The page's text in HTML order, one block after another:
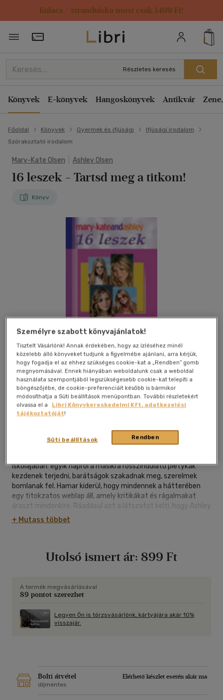
Kulacs / strandtáska most csak 1499 Ft!
Törzsvásárlói Kártya adatai
Részletes keresés
Könyvek E-könyvek Hangoskönyvek Antikvár
Főoldal Könyvek Gyermek és ifjúsági
Ifjúsági irodalom
Szórakoztató irodalom
Mary-Kate Olsen Ashley Olsen
16 leszek - Tartsd meg a titkom!
Könyv
Kívánságlistához adom
iskolájában: egyik napról a másikra rosszindulatú pletykák
kezdenek terjedni, barátságok szakadnak meg, szerelmek
bomlanak fel. Hamar kiderül, hogy mindennek a hátterében
egy titokzatos weblap áll, amely kritikákat és rágalmakat
áraszt mindenkire. Ráadásul azt a látszatot kelti, hogy Ashley
kezdeményezi ezeket az ellenséges megjegyzéseket. De a
lányok rögtön öszszefognak a barátokkal, és elhatározzák:
+ Mutass többet
Utolsó ismert ár: 899 Ft
A termék megvásárlásával
89 pontot szerezhet
Legyen Ön is törzsvásárlónk, kártyájára akár 10%
visszajár.
Bolti átvétel
Elérhető készlet esetén akár ma
díjmentes
Személyre szabott könyvajánlatok!
Tisztelt Vásárlónk! Annak érdekében, hogy az ízléséhez minél
közelebb álló könyveket tudjunk a figyelmébe ajánlani, arra kérjük,
hogy fogadja el az ehhez szükséges cookie-kat a „Rendben” gomb
megnyomásával. Ennek hiányában weboldalunk csak a weboldal
használata szempontjából legszükségesebb cookie-kat telepíti a
böngészőjébe, de cookie-preferenciáit később is bármikor
módosíthatja a Süti beállítások menüpontban. További részletekért
olvassa el a
Libri Könyvkereskedelmi Kft. adatkezelési
tájékoztatóját!
Rendben
Süti beállítások